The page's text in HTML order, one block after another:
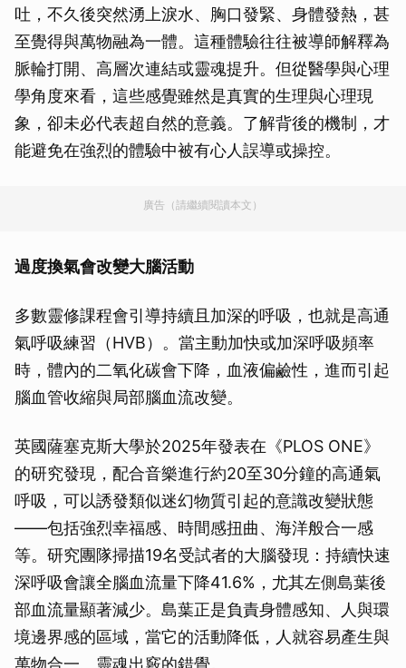
吐，不久後突然湧上淚水、胸口發緊、身體發熱，甚
至覺得與萬物融為一體。這種體驗往往被導師解釋為
脈輪打開、高層次連結或靈魂提升。但從醫學與心理
學角度來看，這些感覺雖然是真實的生理與心理現
象，卻未必代表超自然的意義。了解背後的機制，才
能避免在強烈的體驗中被有心人誤導或操控。
廣告（請繼續閱讀本文）
過度換氣會改變大腦活動
多數靈修課程會引導持續且加深的呼吸，也就是高通
氣呼吸練習（HVB）。當主動加快或加深呼吸頻率
時，體內的二氧化碳會下降，血液偏鹼性，進而引起
腦血管收縮與局部腦血流改變。
英國薩塞克斯大學於2025年發表在《PLOS ONE》
的研究發現，配合音樂進行約20至30分鐘的高通氣
呼吸，可以誘發類似迷幻物質引起的意識改變狀態
——包括強烈幸福感、時間感扭曲、海洋般合一感
等。研究團隊掃描19名受試者的大腦發現：持續快速
深呼吸會讓全腦血流量下降41.6%，尤其左側島葉後
部血流量顯著減少。島葉正是負責身體感知、人與環
境邊界感的區域，當它的活動降低，人就容易產生與
萬物合一、靈魂出竅的錯覺。